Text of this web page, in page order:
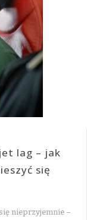
lag – jak
się
nieprzyjemnie –